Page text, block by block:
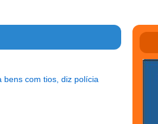
com tios, diz polícia